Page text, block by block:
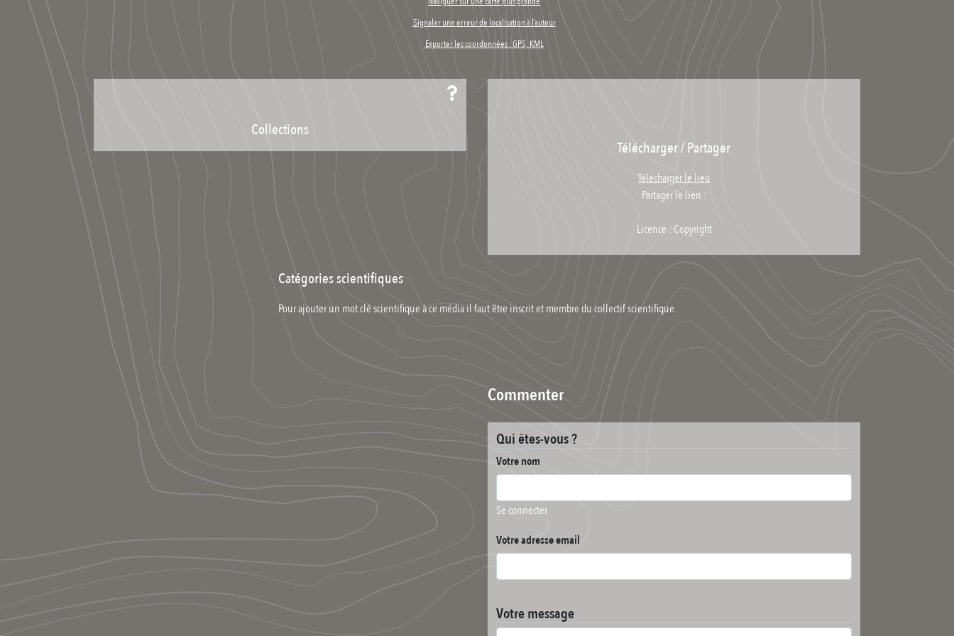
Signaler une erreur de localisation à l’auteur
Exporter les coordonnées : GPS, KML
Collections
Télécharger / Partager
Télécharger le lieu
Partager le lien :
Licence : Copyright
Catégories scientifiques
Pour ajouter un mot clé scientifique à ce média il faut être inscrit et membre du collectif scientifique.
Commenter
Qui êtes-vous ?
Votre nom
Se connecter
Votre adresse email
Votre message